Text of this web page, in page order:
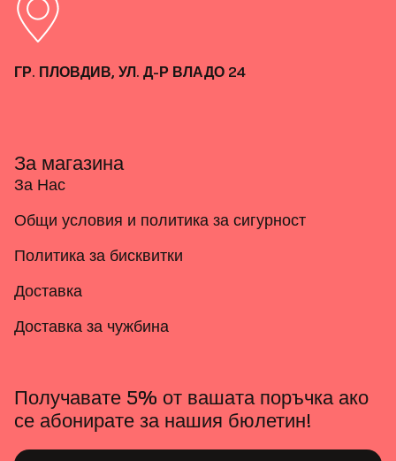
ГР. ПЛОВДИВ, УЛ. Д-Р ВЛАДО 24
За магазина
За Нас
Общи условия и политика за сигурност
Политика за бисквитки
Доставка
Доставка за чужбина
Получавате 5% от вашата поръчка ако
се абонирате за нашия бюлетин!